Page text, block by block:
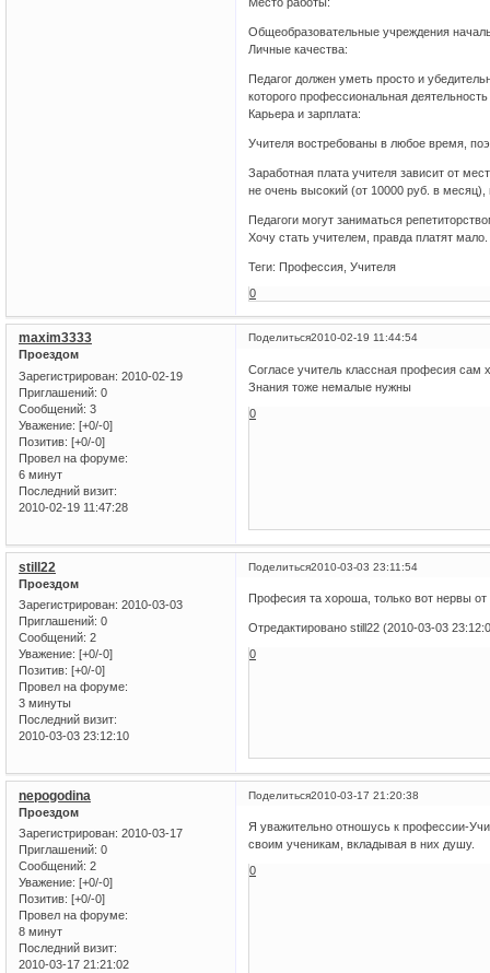
Общеобразовательные учреждения
Личные качества:
Педагог должен уметь просто и
которого профессиональная
Карьера и зарплата:
Учителя востребованы в любое время,
Заработная плата учителя зависит от
не очень высокий (от 10000 руб. в
Педагоги могут заниматься
Хочу стать учителем, правда платят мало.
Теги: Профессия, Учителя
0
Поделиться2010-02-19 11:44:54
maxim3333
Проездом
Зарегистрирован: 2010-02-19
Приглашений: 0
Сообщений: 3
Уважение: [+0/-0]
Позитив: [+0/-0]
Провел на форуме:
6 минут
Последний визит:
2010-02-19 11:47:28
Согласе учитель классная професия сам
Знания тоже немалые нужны
0
Поделиться2010-03-03 23:11:54
still22
Проездом
Зарегистрирован: 2010-03-03
Приглашений: 0
Сообщений: 2
Уважение: [+0/-0]
Позитив: [+0/-0]
Провел на форуме:
3 минуты
Последний визит:
2010-03-03 23:12:10
Професия та хороша, только вот нервы
Отредактировано still22 (2010-03-03
0
Поделиться2010-03-17 21:20:38
nepogodina
Проездом
Зарегистрирован: 2010-03-17
Приглашений: 0
Сообщений: 2
Уважение: [+0/-0]
Позитив: [+0/-0]
Провел на форуме:
8 минут
Последний визит:
2010-03-17 21:21:02
Я уважительно отношусь к профессии-
своим ученикам, вкладывая в них душу.
0